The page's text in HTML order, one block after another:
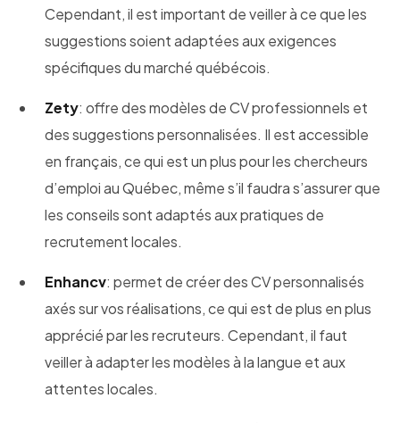
Cependant, il est important de veiller à ce que les
suggestions soient adaptées aux exigences
spécifiques du marché québécois.
Zety: offre des modèles de CV professionnels et
des suggestions personnalisées. Il est accessible
en français, ce qui est un plus pour les chercheurs
d’emploi au Québec, même s’il faudra s’assurer que
les conseils sont adaptés aux pratiques de
recrutement locales.
Enhancv: permet de créer des CV personnalisés
axés sur vos réalisations, ce qui est de plus en plus
apprécié par les recruteurs. Cependant, il faut
veiller à adapter les modèles à la langue et aux
attentes locales.